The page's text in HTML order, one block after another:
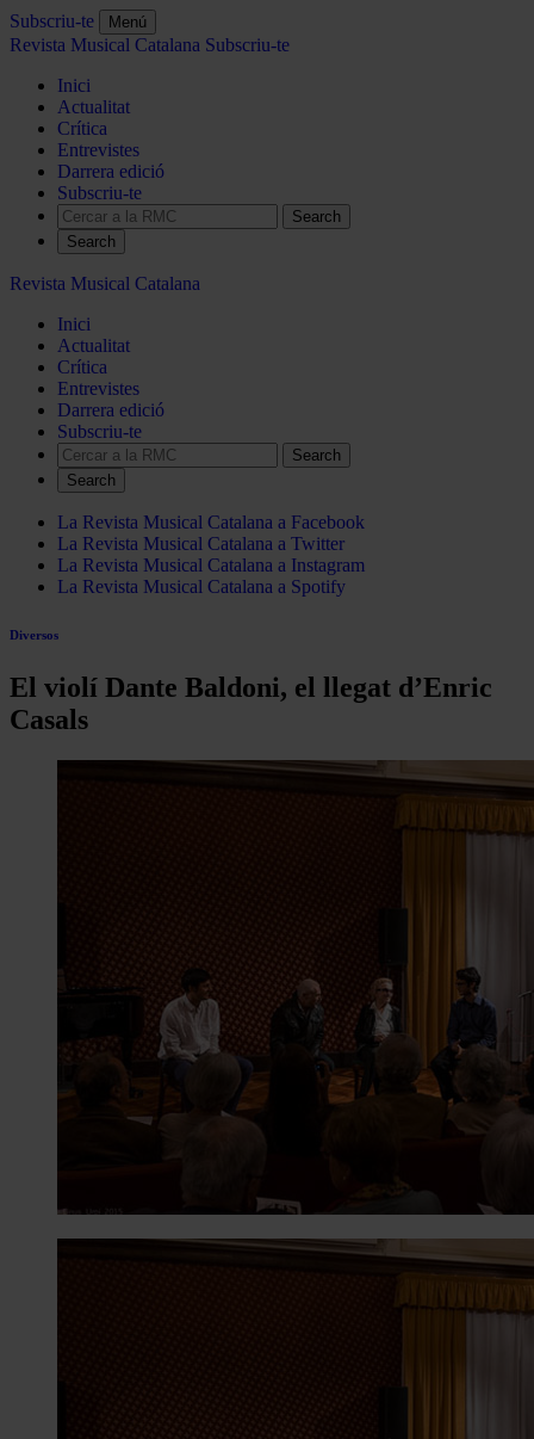
Subscriu-te Menú
Revista Musical Catalana Subscriu-te
Inici
Actualitat
Crítica
Entrevistes
Darrera edició
Subscriu-te
Search
Revista Musical Catalana
Inici
Actualitat
Crítica
Entrevistes
Darrera edició
Subscriu-te
Search
La Revista Musical Catalana a Facebook
La Revista Musical Catalana a Twitter
La Revista Musical Catalana a Instagram
La Revista Musical Catalana a Spotify
Diversos
El violí Dante Baldoni, el llegat d’Enric
Casals